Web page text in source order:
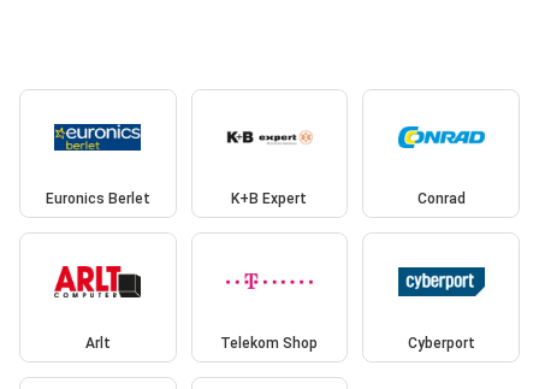
Euronics Berlet K+B Expert Conrad
Arlt Telekom Shop Cyberport